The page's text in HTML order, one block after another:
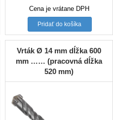
price
was:
€ 6,50.
price
is:
€ 5,50.
Cena je vrátane DPH
Pridať do košíka
Vrták Ø 14 mm dĺžka 600
mm …… (pracovná dĺžka
520 mm)